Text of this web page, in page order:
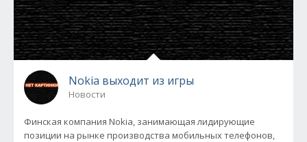
Nokia выходит из игры
Новости
Финская компания Nokia, занимающая лидирующие
позиции на рынке производства мобильных телефонов,